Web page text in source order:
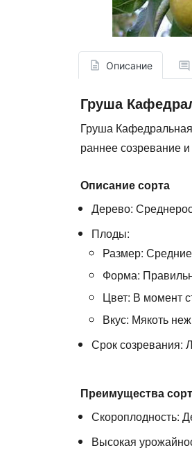
Описание
Груша
Груша Кафедральная
раннее созревание
Описание сорта
Дерево:
Плоды:
Размер:
Форма:
Цвет: В момент
Вкус: Мякоть
Срок созревания:
Преимущества
Скороплодность:
Высокая